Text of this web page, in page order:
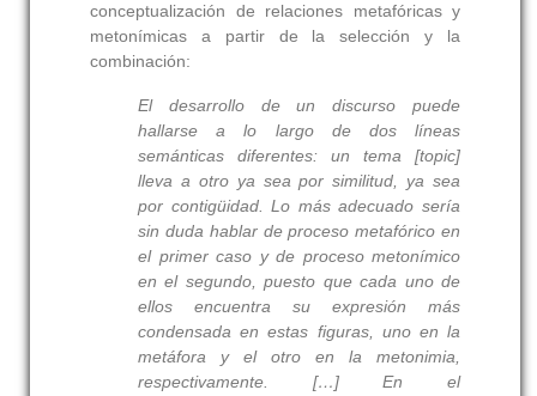
conceptualización de relaciones metafóricas y
metonímicas a partir de la selección y la
combinación:
El desarrollo de un discurso puede
hallarse a lo largo de dos líneas
semánticas diferentes: un tema [topic]
lleva a otro ya sea por similitud, ya sea
por contigüidad. Lo más adecuado sería
sin duda hablar de proceso metafórico en
el primer caso y de proceso metonímico
en el segundo, puesto que cada uno de
ellos encuentra su expresión más
condensada en estas figuras, uno en la
metáfora y el otro en la metonimia,
respectivamente. […] En el